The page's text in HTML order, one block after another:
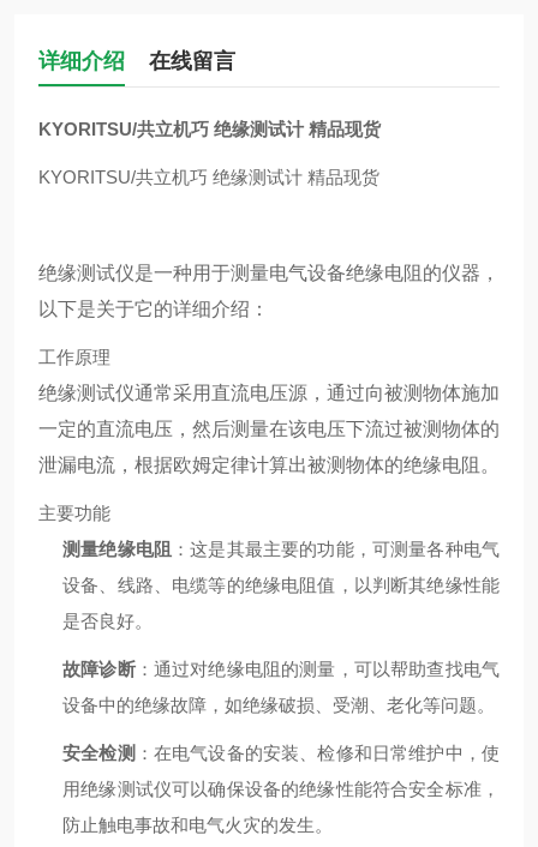
详细介绍 在线留言
KYORITSU/共立机巧 绝缘测试计 精品现货
KYORITSU/共立机巧 绝缘测试计 精品现货
绝缘测试仪是一种用于测量电气设备绝缘电阻的仪器，
以下是关于它的详细介绍：
工作原理
绝缘测试仪通常采用直流电压源，通过向被测物体施加
一定的直流电压，然后测量在该电压下流过被测物体的
泄漏电流，根据欧姆定律计算出被测物体的绝缘电阻。
主要功能
测量绝缘电阻 ：这是其最主要的功能，可测量各种电气
设备、线路、电缆等的绝缘电阻值，以判断其绝缘性能
是否良好。
故障诊断：通过对绝缘电阻的测量，可以帮助查找电气
设备中的绝缘故障，如绝缘破损、受潮、老化等问题。
安全检测 ：在电气设备的安装、检修和日常维护中，使
用绝缘测试仪可以确保设备的绝缘性能符合安全标准，
防止触电事故和电气火灾的发生。